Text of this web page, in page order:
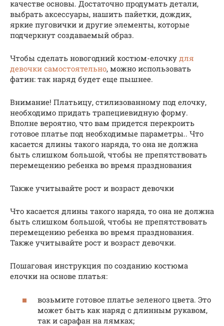
качестве основы. Достаточно продумать детали,
выбрать аксессуары, нашить пайетки, дождик,
яркие пуговички и другие элементы, которые
подчеркнут создаваемый образ.
Чтобы сделать новогодний костюм-елочку для
девочки самостоятельно, можно использовать
фатин: так наряд будет еще пышнее.
Внимание! Платьицу, стилизованному под елочку,
необходимо придать трапециевидную форму.
Вполне вероятно, что вам придется перекроить
готовое платье под необходимые параметры.. Что
касается длины такого наряда, то она не должна
быть слишком большой, чтобы не препятствовать
перемещению ребенка во время празднования
Также учитывайте рост и возраст девочки
Что касается длины такого наряда, то она не должна
быть слишком большой, чтобы не препятствовать
перемещению ребенка во время празднования.
Также учитывайте рост и возраст девочки.
Пошаговая инструкция по созданию костюма
елочки на основе платья:
возьмите готовое платье зеленого цвета. Это
может быть как наряд с длинным рукавом,
так и сарафан на лямках;